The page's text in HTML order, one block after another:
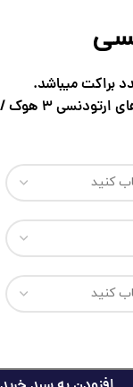
ارتودنسی3 هوک /3و4و5 هوک میباشند.